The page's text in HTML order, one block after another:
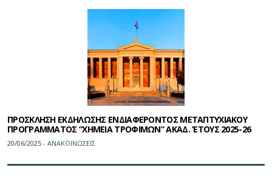
ΠΡΟΣΚΛΗΣΗ ΕΚΔΗΛΩΣΗΣ ΕΝΔΙΑΦΕΡΟΝΤΟΣ ΜΕΤΑΠΤΥΧΙΑΚΟΥ
ΠΡΟΓΡΑΜΜΑΤΟΣ “ΧΗΜΕΙΑ ΤΡΟΦΙΜΩΝ” ΑΚΑΔ. ‘ΕΤΟΥΣ 2025-26
20/06/2025 - ΑΝΑΚΟΙΝΩΣΕΙΣ